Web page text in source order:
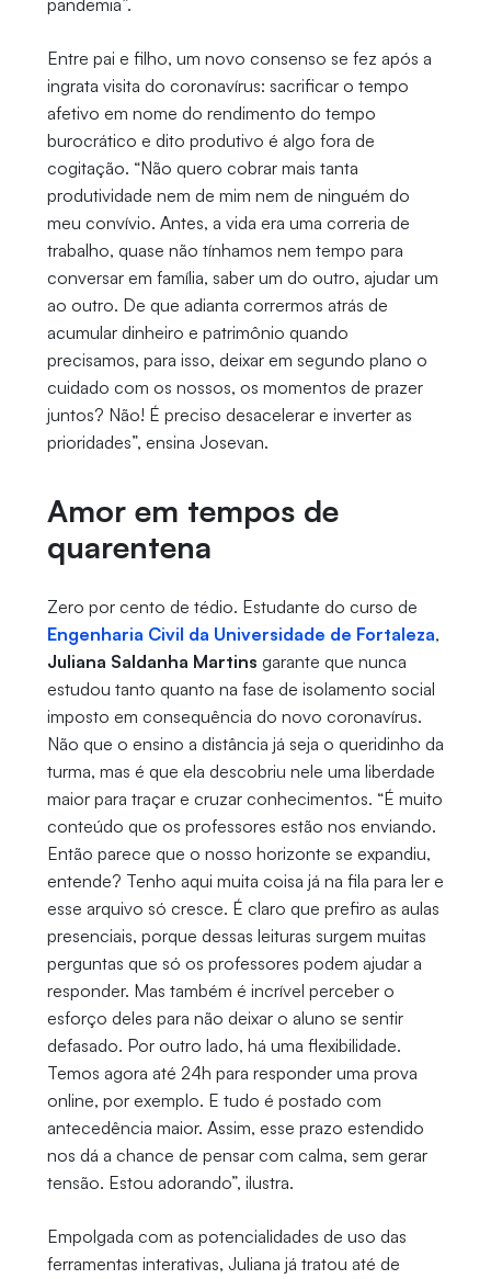
pandemia”.
Entre pai e filho, um novo consenso se fez após a
ingrata visita do coronavírus: sacrificar o tempo
afetivo em nome do rendimento do tempo
burocrático e dito produtivo é algo fora de
cogitação. “Não quero cobrar mais tanta
produtividade nem de mim nem de ninguém do
meu convívio. Antes, a vida era uma correria de
trabalho, quase não tínhamos nem tempo para
conversar em família, saber um do outro, ajudar um
ao outro. De que adianta corrermos atrás de
acumular dinheiro e patrimônio quando
precisamos, para isso, deixar em segundo plano o
cuidado com os nossos, os momentos de prazer
juntos? Não! É preciso desacelerar e inverter as
prioridades”, ensina Josevan.
Amor em tempos de
quarentena
Zero por cento de tédio. Estudante do curso de
Engenharia Civil da Universidade de Fortaleza,
Juliana Saldanha Martins garante que nunca
estudou tanto quanto na fase de isolamento social
imposto em consequência do novo coronavírus.
Não que o ensino a distância já seja o queridinho da
turma, mas é que ela descobriu nele uma liberdade
maior para traçar e cruzar conhecimentos. “É muito
conteúdo que os professores estão nos enviando.
Então parece que o nosso horizonte se expandiu,
entende? Tenho aqui muita coisa já na fila para ler e
esse arquivo só cresce. É claro que prefiro as aulas
presenciais, porque dessas leituras surgem muitas
perguntas que só os professores podem ajudar a
responder. Mas também é incrível perceber o
esforço deles para não deixar o aluno se sentir
defasado. Por outro lado, há uma flexibilidade.
Temos agora até 24h para responder uma prova
online, por exemplo. E tudo é postado com
antecedência maior. Assim, esse prazo estendido
nos dá a chance de pensar com calma, sem gerar
tensão. Estou adorando”, ilustra.
Empolgada com as potencialidades de uso das
ferramentas interativas, Juliana já tratou até de